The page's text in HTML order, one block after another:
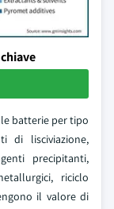
batterie per tipo
di lisciviazione,
precipitanti,
riciclo
il valore di